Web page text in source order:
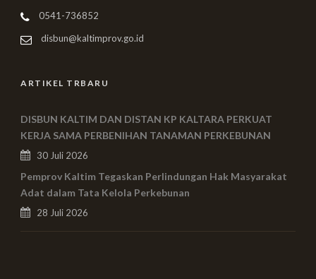
0541-736852
disbun@kaltimprov.go.id
ARTIKEL TRBARU
DISBUN KALTIM DAN DISTAN KP KALTARA PERKUAT
KERJA SAMA PERBENIHAN TANAMAN PERKEBUNAN
30 Juli 2026
Pemprov Kaltim Tegaskan Perlindungan Hak Masyarakat
Adat dalam Tata Kelola Perkebunan
28 Juli 2026